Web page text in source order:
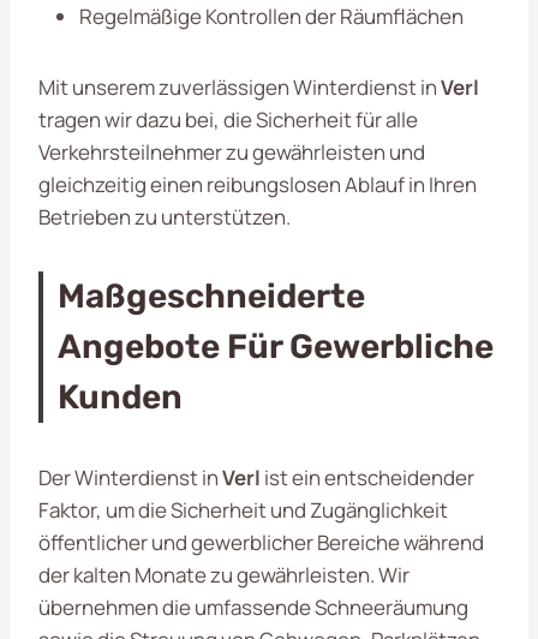
Regelmäßige Kontrollen der Räumflächen
Mit unserem zuverlässigen Winterdienst inVerl
tragen wir dazu bei, die Sicherheit für alle
Verkehrsteilnehmer zu gewährleisten und
gleichzeitig einen reibungslosen Ablauf in Ihren
Betrieben zu unterstützen.
Maßgeschneiderte
Angebote Für Gewerbliche
Kunden
Der Winterdienst inVerl ist ein entscheidender
Faktor, um die Sicherheit und Zugänglichkeit
öffentlicher und gewerblicher Bereiche während
der kalten Monate zu gewährleisten. Wir
übernehmen die umfassende Schneeräumung